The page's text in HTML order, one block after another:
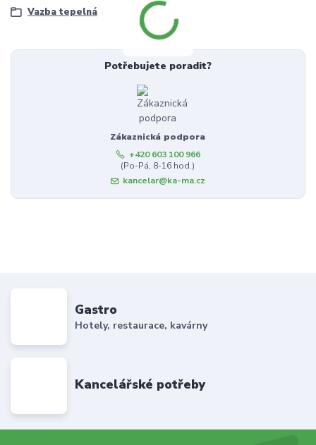
Vazba tepelná
Potřebujete poradit?
Zákaznická podpora
+420 603 100 966
(Po-Pá, 8-16 hod.)
kancelar@ka-ma.cz
Gastro
Hotely, restaurace, kavárny
Kancelářské potřeby